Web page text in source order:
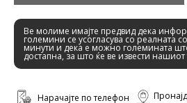
Ве молиме имајте предвид дека
големини се усогласува со реалната
минути и дека е можно големината
достапна, за што ќе ве извести нашиот
Нарачајте по телефон